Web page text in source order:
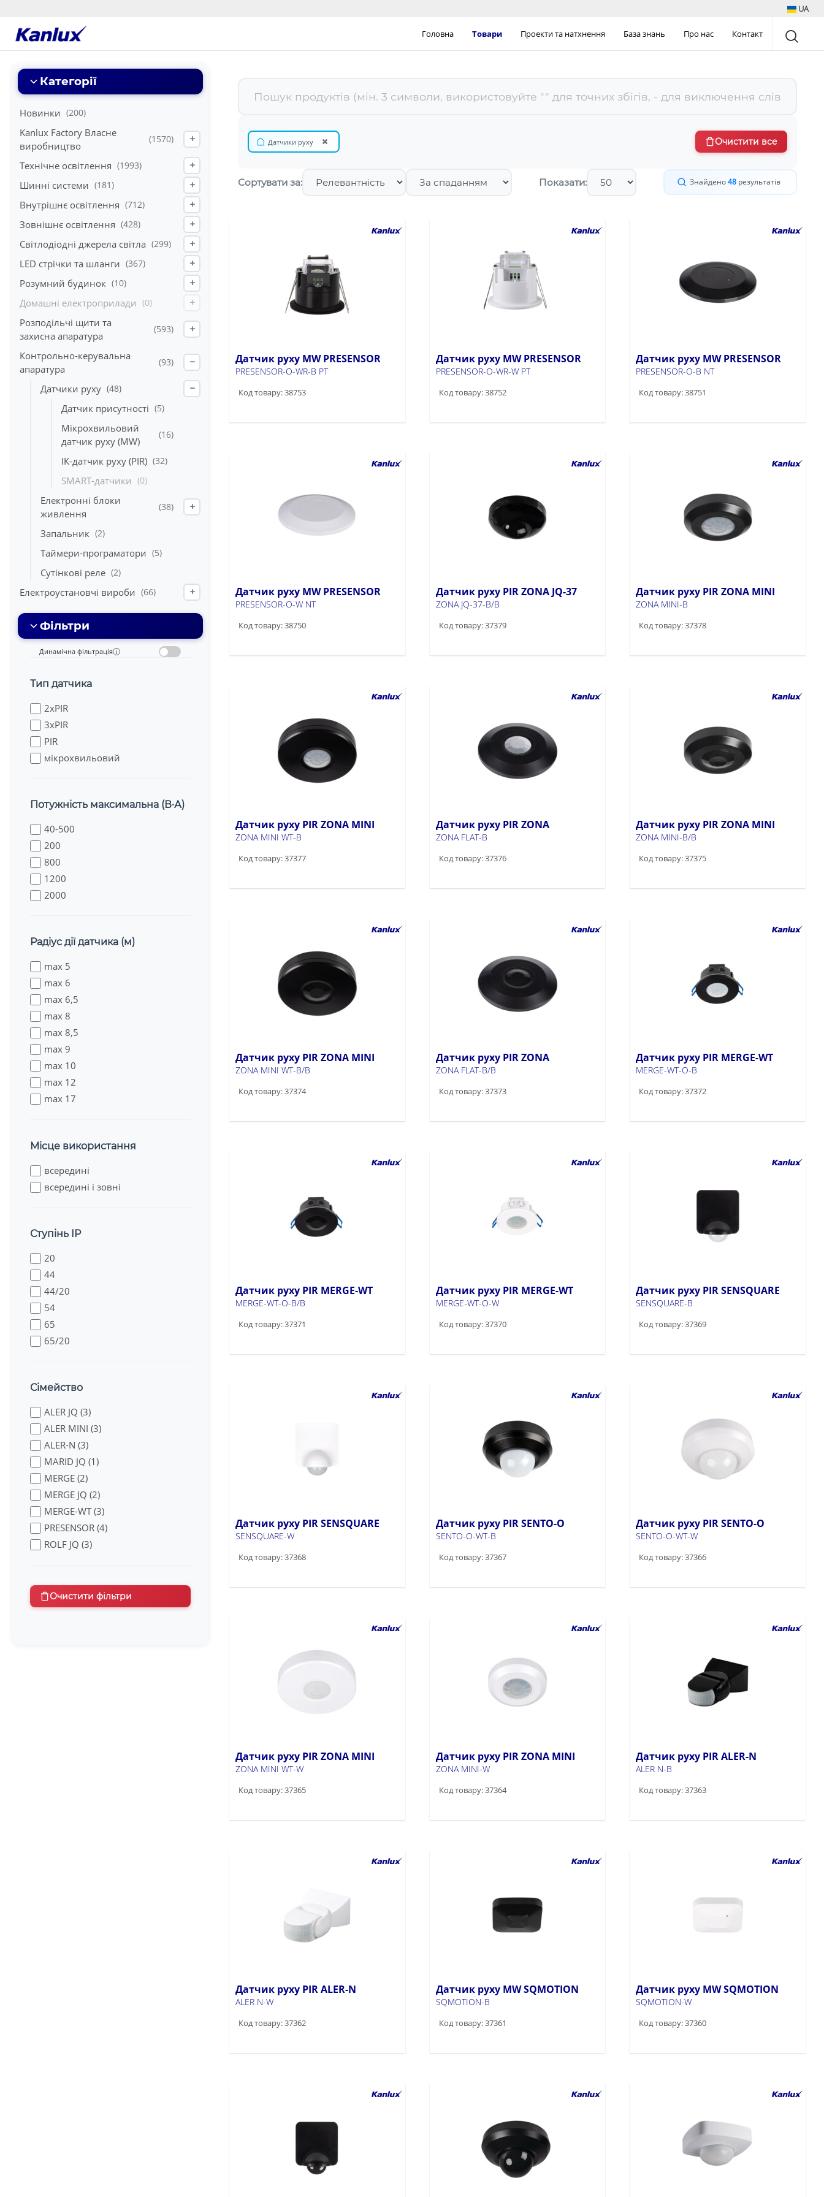
UA
Strona
Kanlux
Головна Товари Проекти та натхнення База знань Про нас Контакт
Категорії
Новинки (200)
Kanlux Factory Власне
виробництво
(1570) +
Технічне освітлення (1993) +
Шинні системи (181) +
Внутрішнє освітлення (712) +
Зовнішнє освітлення (428) +
Світлодіодні джерела світла (299) +
LED стрічки та шланги (367) +
Розумний будинок (10) +
Домашні електроприлади (0) +
Розподільчі щити та
захисна апаратура
(593) +
Контрольно-керувальна
апаратура
(93) −
Датчики руху (48) −
Датчик присутності (5)
Мікрохвильовий
датчик руху (MW)
(16)
ІК-датчик руху (PIR) (32)
SMART-датчики (0)
Електронні блоки
живлення
(38) +
Запальник (2)
Таймери-програматори (5)
Сутінкові реле (2)
Електроустановчі вироби (66) +
Фільтри
Динамічна фільтрація i
Тип датчика
2xPIR
3xPIR
PIR
мікрохвильовий
Потужність максимальна (В·А)
40-500
200
800
1200
2000
Радіус дії датчика (м)
max 5
max 6
max 6,5
max 8
max 8,5
max 9
max 10
max 12
max 17
Місце використання
всередині
всередині і зовні
Ступінь IP
20
44
44/20
54
65
65/20
Сімейство
ALER JQ (3)
ALER MINI (3)
ALER-N (3)
MARID JQ (1)
MERGE (2)
MERGE JQ (2)
MERGE-WT (3)
PRESENSOR (4)
ROLF JQ (3)
SENTO-O (3)
SENZO (1)
Очистити фільтри
Датчики руху × Очистити все
Сортувати за: Показати: Знайдено48 результатів
Датчик руху MW PRESENSOR
PRESENSOR-O-WR-B PT
Код товару: 38753
Датчик руху MW PRESENSOR
PRESENSOR-O-WR-W PT
Код товару: 38752
Датчик руху MW PRESENSOR
PRESENSOR-O-B NT
Код товару: 38751
Датчик руху MW PRESENSOR
PRESENSOR-O-W NT
Код товару: 38750
Датчик руху PIR ZONA JQ-37
ZONA JQ-37-B/B
Код товару: 37379
Датчик руху PIR ZONA MINI
ZONA MINI-B
Код товару: 37378
Датчик руху PIR ZONA MINI
ZONA MINI WT-B
Код товару: 37377
Датчик руху PIR ZONA
ZONA FLAT-B
Код товару: 37376
Датчик руху PIR ZONA MINI
ZONA MINI-B/B
Код товару: 37375
Датчик руху PIR ZONA MINI
ZONA MINI WT-B/B
Код товару: 37374
Датчик руху PIR ZONA
ZONA FLAT-B/B
Код товару: 37373
Датчик руху PIR MERGE-WT
MERGE-WT-O-B
Код товару: 37372
Датчик руху PIR MERGE-WT
MERGE-WT-O-B/B
Код товару: 37371
Датчик руху PIR MERGE-WT
MERGE-WT-O-W
Код товару: 37370
Датчик руху PIR SENSQUARE
SENSQUARE-B
Код товару: 37369
Датчик руху PIR SENSQUARE
SENSQUARE-W
Код товару: 37368
Датчик руху PIR SENTO-O
SENTO-O-WT-B
Код товару: 37367
Датчик руху PIR SENTO-O
SENTO-O-WT-W
Код товару: 37366
Датчик руху PIR ZONA MINI
ZONA MINI WT-W
Код товару: 37365
Датчик руху PIR ZONA MINI
ZONA MINI-W
Код товару: 37364
Датчик руху PIR ALER-N
ALER N-B
Код товару: 37363
Датчик руху PIR ALER-N
ALER N-W
Код товару: 37362
Датчик руху MW SQMOTION
SQMOTION-B
Код товару: 37361
Датчик руху MW SQMOTION
SQMOTION-W
Код товару: 37360